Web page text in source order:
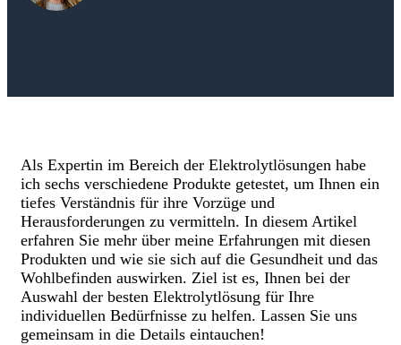
Als Expertin im Bereich der Elektrolytlösungen habe
ich sechs verschiedene Produkte getestet, um Ihnen ein
tiefes Verständnis für ihre Vorzüge und
Herausforderungen zu vermitteln. In diesem Artikel
erfahren Sie mehr über meine Erfahrungen mit diesen
Produkten und wie sie sich auf die Gesundheit und das
Wohlbefinden auswirken. Ziel ist es, Ihnen bei der
Auswahl der besten Elektrolytlösung für Ihre
individuellen Bedürfnisse zu helfen. Lassen Sie uns
gemeinsam in die Details eintauchen!